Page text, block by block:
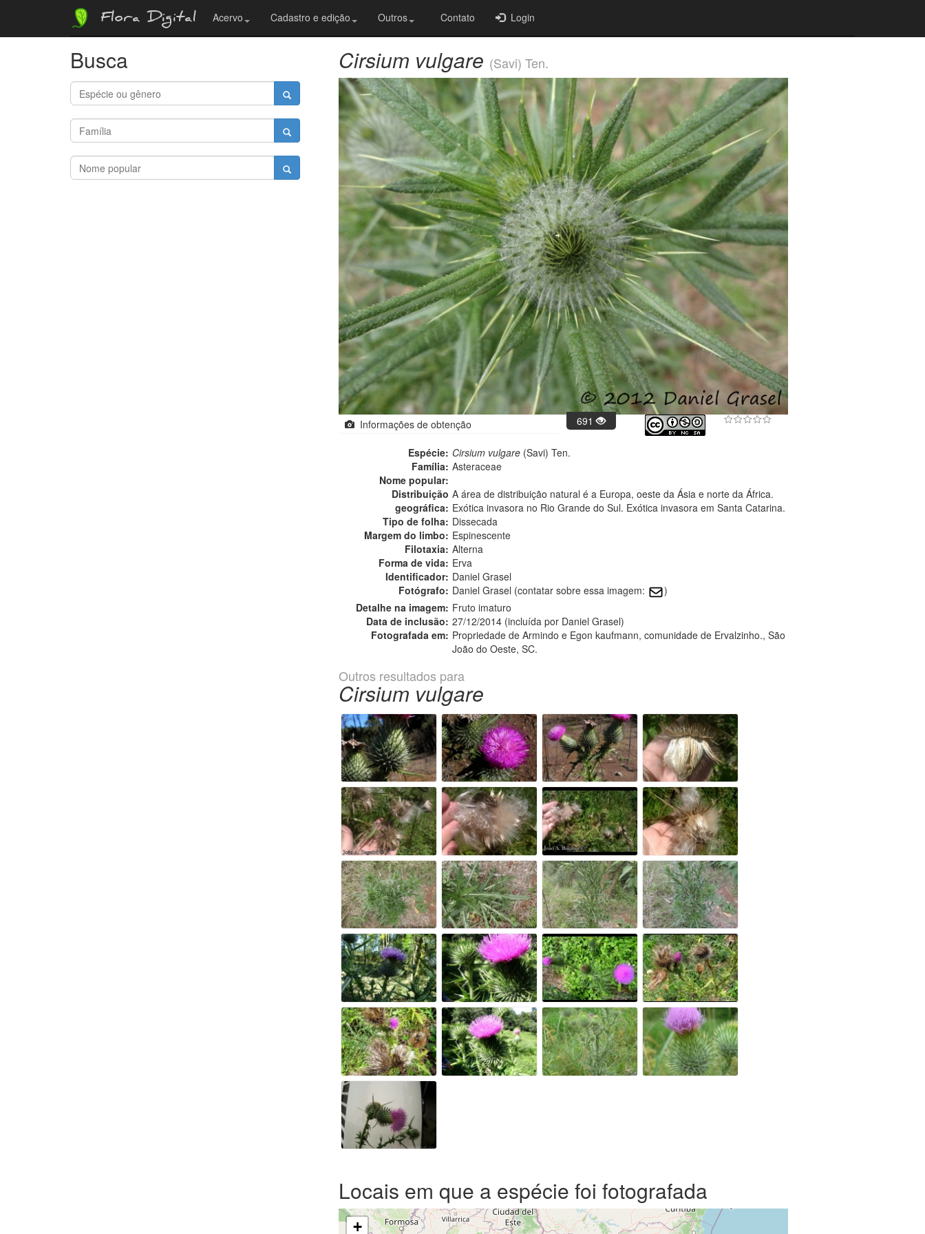
Flora Digital Acervo Cadastro e edição Outros Contato Login
Busca Cirsium vulgare (Savi) Ten.
Informações de obtenção 691
Espécie: Cirsium vulgare (Savi) Ten.
Família: Asteraceae
Nome popular:
Distribuição
geográfica:
A área de distribuição natural é a Europa, oeste da Ásia e norte da África.
Exótica invasora no Rio Grande do Sul. Exótica invasora em Santa Catarina.
Tipo de folha: Dissecada
Margem do limbo: Espinescente
Filotaxia: Alterna
Forma de vida: Erva
Identificador: Daniel Grasel
Fotógrafo: Daniel Grasel (contatar sobre essa imagem:
)
Detalhe na imagem: Fruto imaturo
Data de inclusão: 27/12/2014 (incluída por Daniel Grasel)
Fotografada em: Propriedade de Armindo e Egon kaufmann, comunidade de Ervalzinho., São
João do Oeste, SC.
Outros resultados para
Cirsium vulgare
Locais em que a espécie foi fotografada
+